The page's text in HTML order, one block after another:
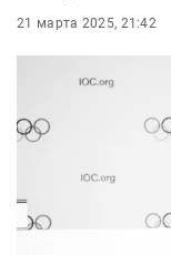
21 марта 2025, 21:42